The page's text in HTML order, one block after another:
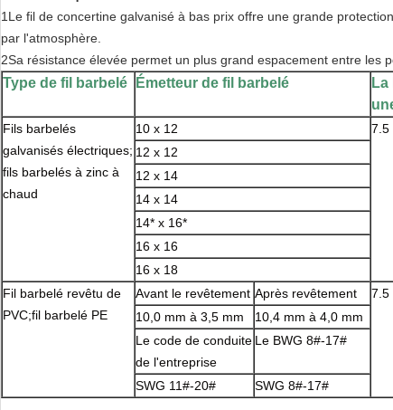
1Le fil de concertine galvanisé à bas prix offre une grande
par l'atmosphère.
2Sa résistance élevée permet un plus grand espacement entre les
Type de fil barbelé Émetteur de fil barbelé
Fils barbelés
galvanisés électriques;
fils barbelés à zinc à
chaud
10 x 12 7.5
12 x 12
12 x 14
14 x 14
14* x 16*
16 x 16
16 x 18
Fil barbelé revêtu de
PVC;fil barbelé PE
Avant le revêtement Après revêtement 7.5
10,0 mm à 3,5 mm
10,4 mm à 4,0 mm
Le code de conduite
de l'entreprise
Le BWG 8#-17#
SWG 11#-20# SWG 8#-17#